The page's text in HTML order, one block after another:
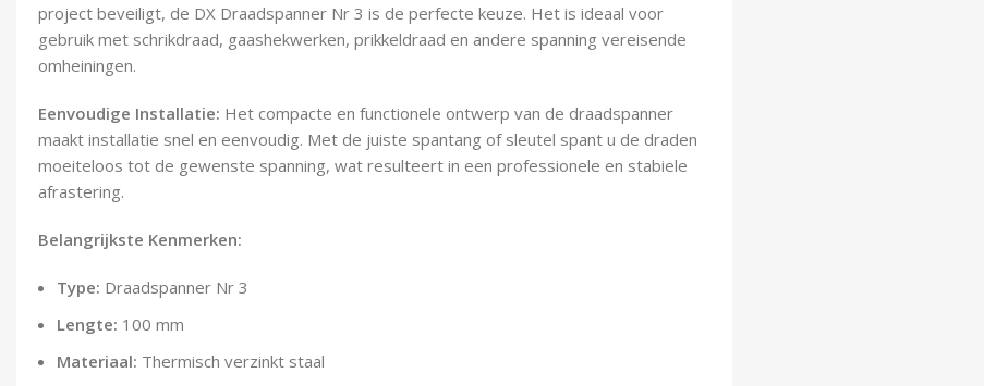
project beveiligt, de DX Draadspanner Nr 3 is de perfecte keuze. Het is ideaal voor
gebruik met schrikdraad, gaashekwerken, prikkeldraad en andere spanning vereisende
omheiningen.
Eenvoudige Installatie: Het compacte en functionele ontwerp van de draadspanner
maakt installatie snel en eenvoudig. Met de juiste spantang of sleutel spant u de draden
moeiteloos tot de gewenste spanning, wat resulteert in een professionele en stabiele
afrastering.
Belangrijkste Kenmerken:
Type: Draadspanner Nr 3
Lengte: 100 mm
Materiaal: Thermisch verzinkt staal